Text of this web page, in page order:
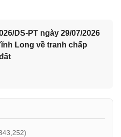
DS-PT ngày 29/07/2026
Long về tranh chấp